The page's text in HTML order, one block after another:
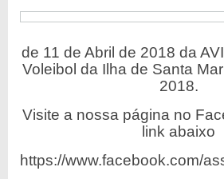
de 11 de Abril de 2018 da
Voleibol da Ilha de Santa
2018.
Visite a nossa página no
link abaixo
https://www.facebook.com/